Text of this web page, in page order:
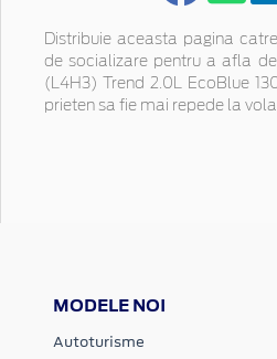
Distribuie aceasta pagina
de socializare pentru a afla
(L4H3) Trend 2.0L EcoBlue
prieten sa fie mai repede la
MODELE NOI
Autoturisme